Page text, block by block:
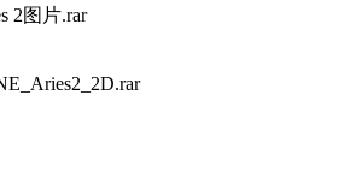
2图片.rar